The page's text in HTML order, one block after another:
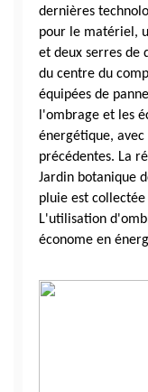
dernières
pour le matériel,
et deux serres de
du centre du
équipées de
l'ombrage et les
énergétique,
précédentes. La
Jardin botanique
pluie est
L'utilisation
économe en